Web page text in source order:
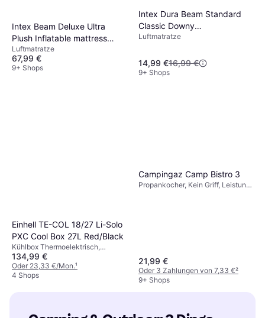
Intex Beam Deluxe Ultra
Plush Inflatable mattress
236x152x46cm
Luftmatratze
67,99 €
9+ Shops
Intex Dura Beam Standard
Classic Downy
203x152x25cm
Luftmatratze
14,99 €16,99 €
9+ Shops
Einhell TE-COL 18/27 Li-Solo
PXC Cool Box 27L Red/Black
Kühlbox Thermoelektrisch,
12/230 V, Gefrierfach, Kunststoff
134,99 €
Oder 23,33 €/Mon.¹
4 Shops
Campingaz Camp Bistro 3
Propankocher, Kein Griff, Leistung
21,99 €
Oder 3 Zahlungen von 7,33 €²
9+ Shops